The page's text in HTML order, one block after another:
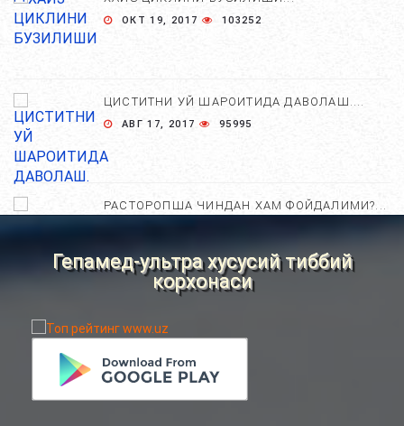
ОКТ 19, 2017 103252
ЦИСТИТНИ УЙ ШАРОИТИДА ДАВОЛАШ....
АВГ 17, 2017 95995
РАСТОРОПША ЧИНДАН ХАМ ФОЙДАЛИМИ?...
НОСТАНДАРТ УСУЛЛАРИ....
Гепамед-ультра хусусий тиббий
корхонаси